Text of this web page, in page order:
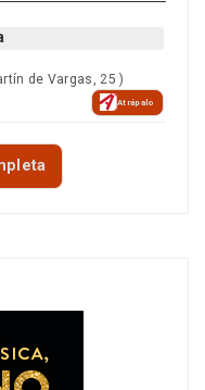
de Vargas, 25 )
Atrápalo